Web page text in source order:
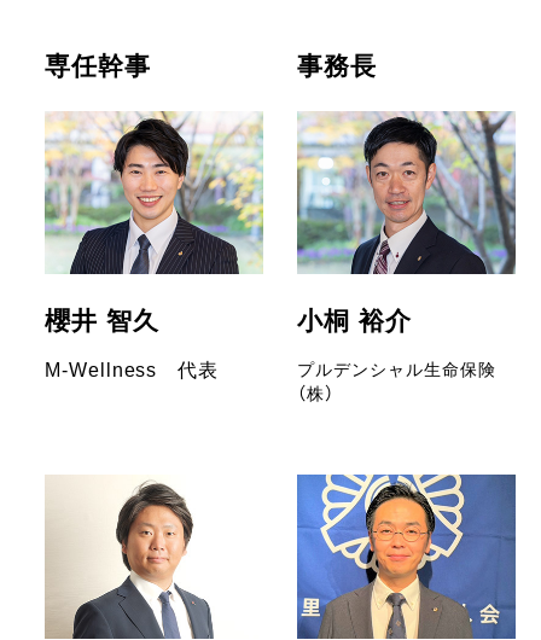
専任幹事
櫻井 智久
M-Wellness 代表
事務長
小桐 裕介
プルデンシャル生命保険
（株）